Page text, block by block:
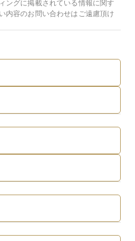
ングに掲載されている情報に関す
内容のお問い合わせはご遠慮頂け